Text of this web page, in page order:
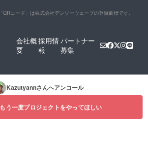
「QRコード」は株式会社デンソーウェーブの登録商標です。
会社概
要
採用情
報
パートナー
募集
Kazutyannさんへアンコール
もう一度プロジェクトをやってほしい